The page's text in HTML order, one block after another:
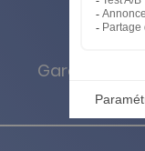
Garanties